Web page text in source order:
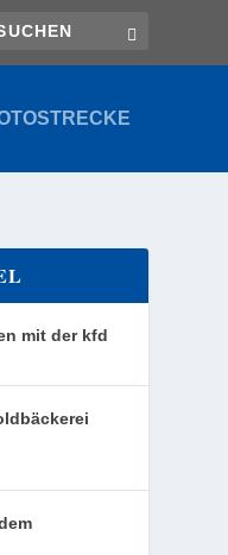
mit der kfd